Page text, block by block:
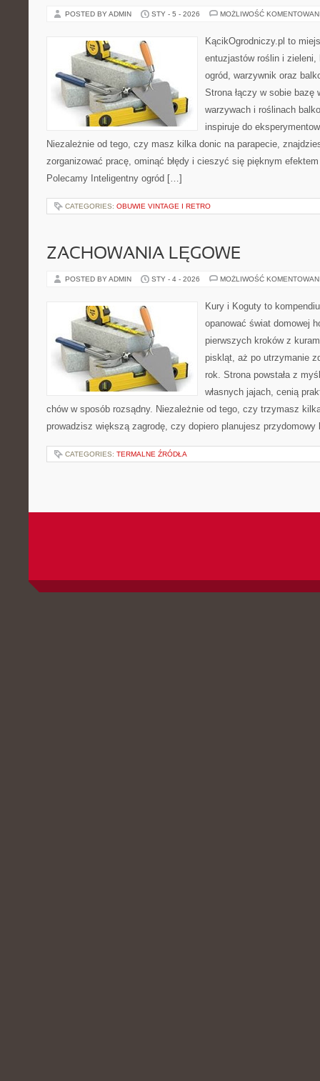
POSTED BY ADMIN STY - 5 - 2026 MOŻLIWOŚĆ
KącikOgrodniczy.pl to
entuzjastów roślin i
ogród, warzywnik oraz
Strona łączy w sobie bazę
warzywach i roślinach
inspiruje do
Niezależnie od tego, czy masz kilka donic na parapecie,
zorganizować pracę, ominąć błędy i cieszyć się pięknym
Polecamy Inteligentny ogród […]
CATEGORIES: OBUWIE VINTAGE I RETRO
ZACHOWANIA LĘGOWE
POSTED BY ADMIN STY - 4 - 2026 MOŻLIWOŚĆ
Kury i Koguty to
opanować świat domowej
pierwszych kroków z
piskląt, aż po utrzymanie
rok. Strona powstała z
własnych jajach, cenią
chów w sposób rozsądny. Niezależnie od tego, czy trzymasz
prowadzisz większą zagrodę, czy dopiero planujesz
CATEGORIES: TERMALNE ŹRÓDŁA